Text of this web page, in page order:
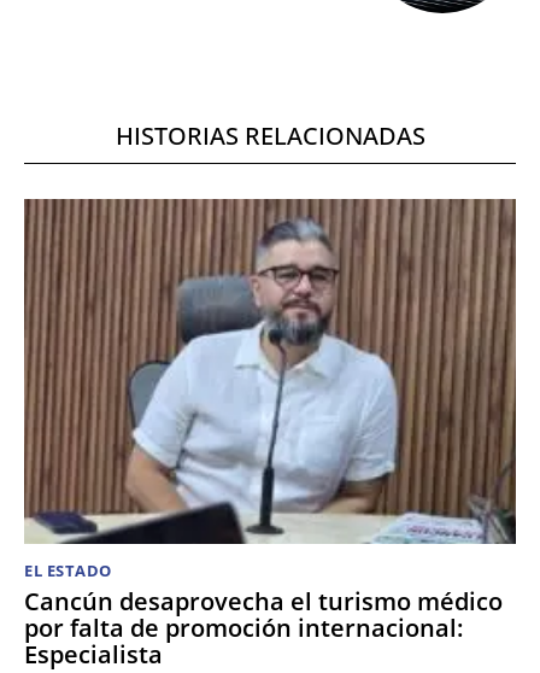
HISTORIAS RELACIONADAS
EL ESTADO
Cancún desaprovecha el turismo médico
por falta de promoción internacional:
Especialista